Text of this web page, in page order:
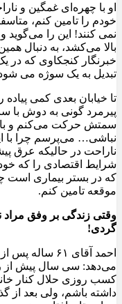
او با چهره‌ای غمگین و
خودم را تامین کنم،
نمی کنند! این را می‌گوید
بالا می‌کشد، به دنبال
خبرنگار کنجکاوی که در
تبدیل به یک سوژه می
تا خیابان بعدی کمی
پیرمرد گونی به دوش با
سمتش حرکت می‌کنم و با
نباشی… می‌پرسم چرا با
ناراحت در حالیکه عرق
که در بستر بیماری است
موقعه تامین کنم.
وقتی زندگی بر وفق مراد
گردی!
احمد آقای ۶۱
می‌دهد: سی سال پیش از
کسب روزی حلال کنار
داشته باشم، ولی بعد